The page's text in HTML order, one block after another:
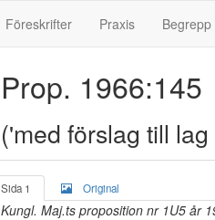
Föreskrifter Praxis Begrepp
Prop. 1966:145
('med förslag till
Sida 1 Original
Kungl. Maj.ts proposition nr 1U5 år